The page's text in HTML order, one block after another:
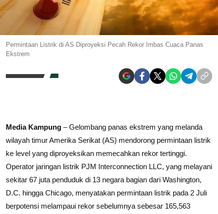
Permintaan Listrik di AS Diproyeksi Pecah Rekor Imbas Cuaca Panas
Ekstrem
Media Kampung – Gelombang panas ekstrem yang melanda
wilayah timur Amerika Serikat (AS) mendorong permintaan listrik
ke level yang diproyeksikan memecahkan rekor tertinggi.
Operator jaringan listrik PJM Interconnection LLC, yang melayani
sekitar 67 juta penduduk di 13 negara bagian dari Washington,
D.C. hingga Chicago, menyatakan permintaan listrik pada 2 Juli
berpotensi melampaui rekor sebelumnya sebesar 165,563